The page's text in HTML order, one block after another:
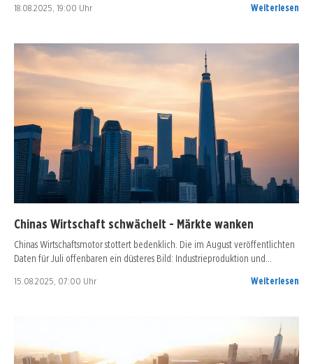
18.08.2025, 19:00 Uhr Weiterlesen
Chinas Wirtschaft schwächelt - Märkte wanken
Chinas Wirtschaftsmotor stottert bedenklich. Die im August veröffentlichten
Daten für Juli offenbaren ein düsteres Bild: Industrieproduktion und…
15.08.2025, 07:00 Uhr Weiterlesen